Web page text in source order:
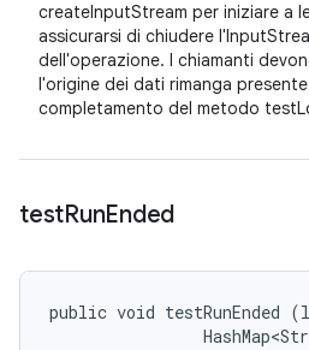
createInputStream per iniziare a
assicurarsi di chiudere
dell'operazione. I chiamanti
l'origine dei dati rimanga
completamento del metodo
testRunEnded
public void testRunEnded